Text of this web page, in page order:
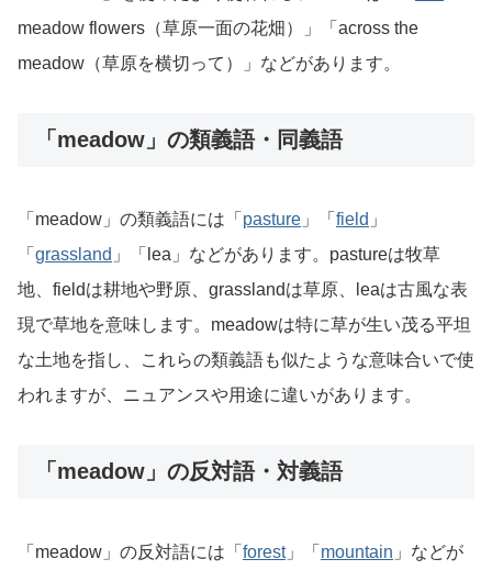
meadow flowers（草原一面の花畑）」「across the
meadow（草原を横切って）」などがあります。
「meadow」の類義語・同義語
「meadow」の類義語には「 pasture 」「 field 」
「 grassland 」「lea」などがあります。pastureは牧草
地、fieldは耕地や野原、grasslandは草原、leaは古風な表
現で草地を意味します。meadowは特に草が生い茂る平坦
な土地を指し、これらの類義語も似たような意味合いで使
われますが、ニュアンスや用途に違いがあります。
「meadow」の反対語・対義語
「meadow」の反対語には「 forest」「 mountain 」などが